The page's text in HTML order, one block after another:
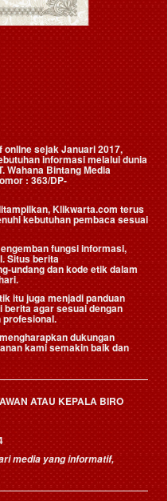
sejak Januari 2017,
informasi melalui dunia
Wahana Bintang Media
: 363/DP-
Klikwarta.com terus
kebutuhan pembaca sesuai
fungsi informasi,
Situs berita
undang dan kode etik dalam
itu juga menjadi panduan
agar sesuai dengan
profesional.
dukungan
kami semakin baik dan
ATAU KEPALA BIRO
media yang informatif,